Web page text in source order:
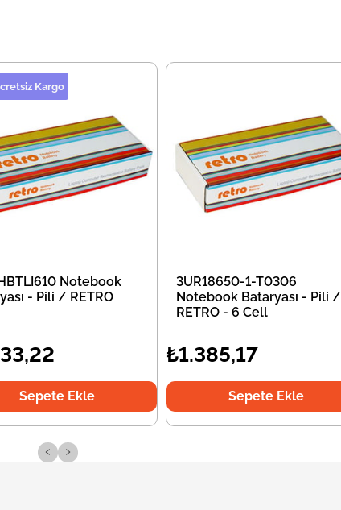
Kargo
Notebook
- Pili / RETRO
Sepete Ekle
3UR18650-1-T0306
Notebook Bataryası - Pili /
RETRO - 6 Cell
₺1.385,17
Sepete Ekle
‹ ›